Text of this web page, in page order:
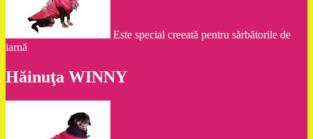
Este special creeată pentru sărbătorile de
iarnă
Hăinuţa WINNY